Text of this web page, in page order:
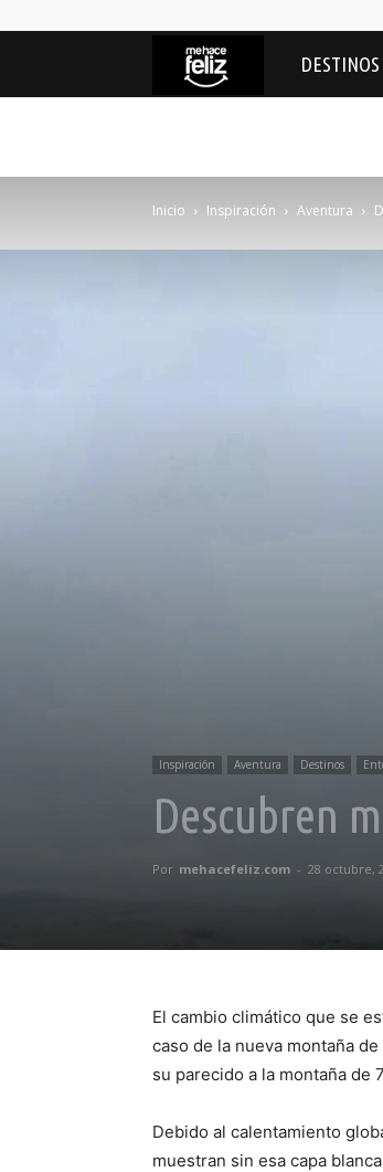
MeDESTINOS
Inicio Inspiración Aventura
Inspiración Aventura Destinos
Descubren
Por mehacefeliz.com - 28 octubre,
El cambio climático que se
caso de la nueva montaña
su parecido a la montaña de
Debido al calentamiento
muestran sin esa capa